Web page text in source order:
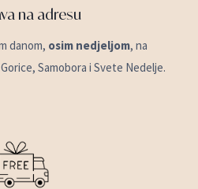
na adresu
danom, osim nedjeljom, na
Samobora i Svete Nedelje.